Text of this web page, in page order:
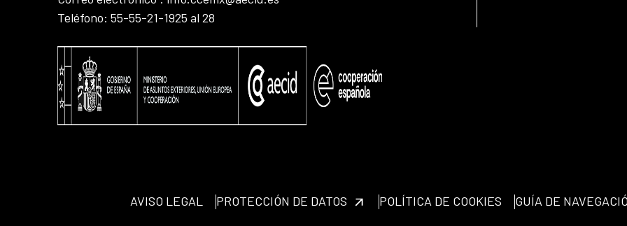
Teléfono: 55-55-21-1925 al 28
AVISO LEGAL PROTECCIÓN DE DATOS POLÍTICA DE COOKIES GUÍA DE